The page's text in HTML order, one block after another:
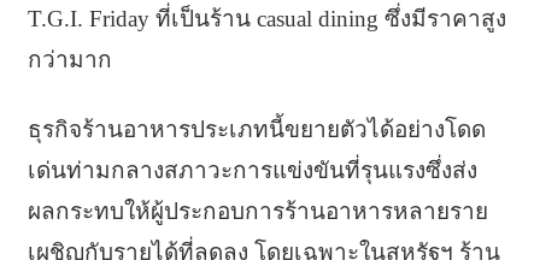
T.G.I. Friday ที่เป็นร้าน casual dining ซึ่งมีราคาสูง
กว่ามาก
ธุรกิจร้านอาหารประเภทนี้ขยายตัวได้อย่างโดด
เด่นท่ามกลางสภาวะการแข่งขันที่รุนแรงซึ่งส่ง
ผลกระทบให้ผู้ประกอบการร้านอาหารหลายราย
เผชิญกับรายได้ที่ลดลง โดยเฉพาะในสหรัฐฯ ร้าน